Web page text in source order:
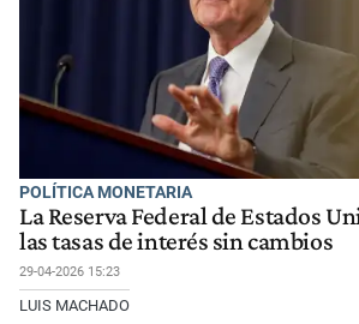
POLÍTICA MONETARIA
La Reserva Federal de Estados
las tasas de interés sin cambios
29-04-2026 15:23
LUIS MACHADO